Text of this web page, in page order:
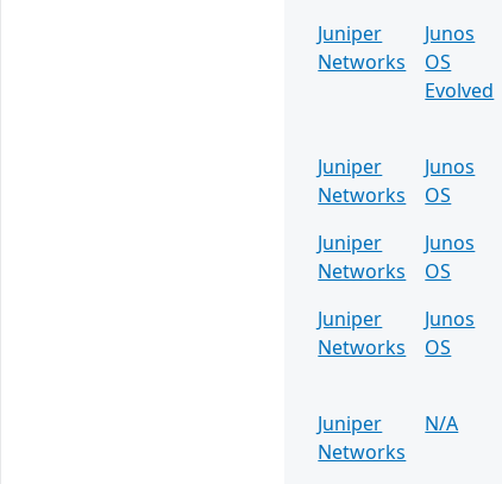
Juniper
Networks
Junos
OS
Evolved
Juniper
Networks
Junos
OS
Juniper
Networks
Junos
OS
Juniper
Networks
Junos
OS
Juniper
Networks
N/A